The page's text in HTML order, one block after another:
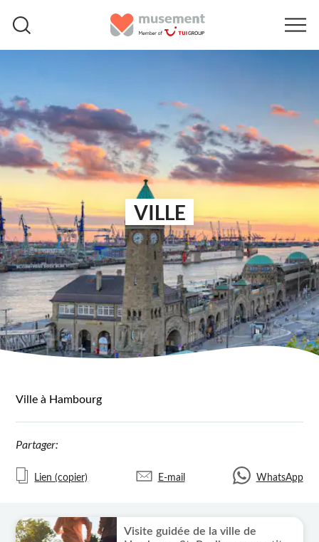
VILLE
Ville à Hambourg
Partager:
Lien (copier) E-mail WhatsApp
Visite guidée de la ville de